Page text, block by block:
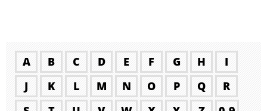
A B C D E F G H
I
J
K L M N O P Q
R